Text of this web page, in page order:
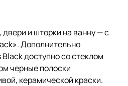
двери и шторки на ванну — с
Дополнительно
доступно со стеклом
черные полоски
керамической краски.